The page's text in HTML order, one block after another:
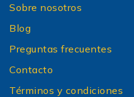
Sobre nosotros
Blog
Preguntas frecuentes
Contacto
Términos y condiciones